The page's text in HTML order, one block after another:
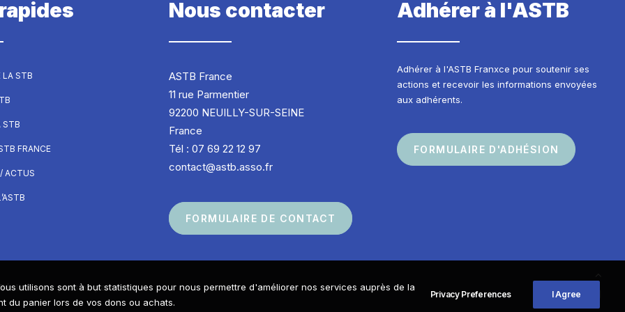
LA STB
STB
FRANCE
ACTUS
Nous contacter
ASTB France
11 rue Parmentier
92200 NEUILLY-SUR-SEINE
France
Tél : 07 69 22 12 97
contact@astb.asso.fr
FORMULAIRE DE CONTACT
Adhérer à l'ASTB
Adhérer à l'ASTB Franxce pour soutenir ses
actions et recevoir les informations envoyées
aux adhérents.
FORMULAIRE D'ADHÉSION
avec passion par
utilisons sont à but statistiques pour nous permettre d'améliorer nos services auprès de la
du panier lors de vos dons ou achats.
Privacy Preferences I Agree